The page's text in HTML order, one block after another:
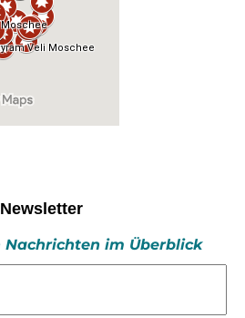
Newsletter
im Überblick